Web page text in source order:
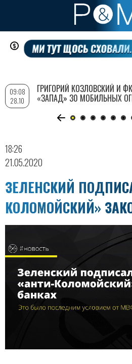
Перейти
содержанию
18:26
21.05.2020
ЗЕЛЕНСКИЙ
КОЛОМОЙСКИЙ»
09:08
28.10
ГРИГОРИЙ КОЗЛОВСКИЙ И
«ЗАПАД» 30 МОБИЛЬНЫХ